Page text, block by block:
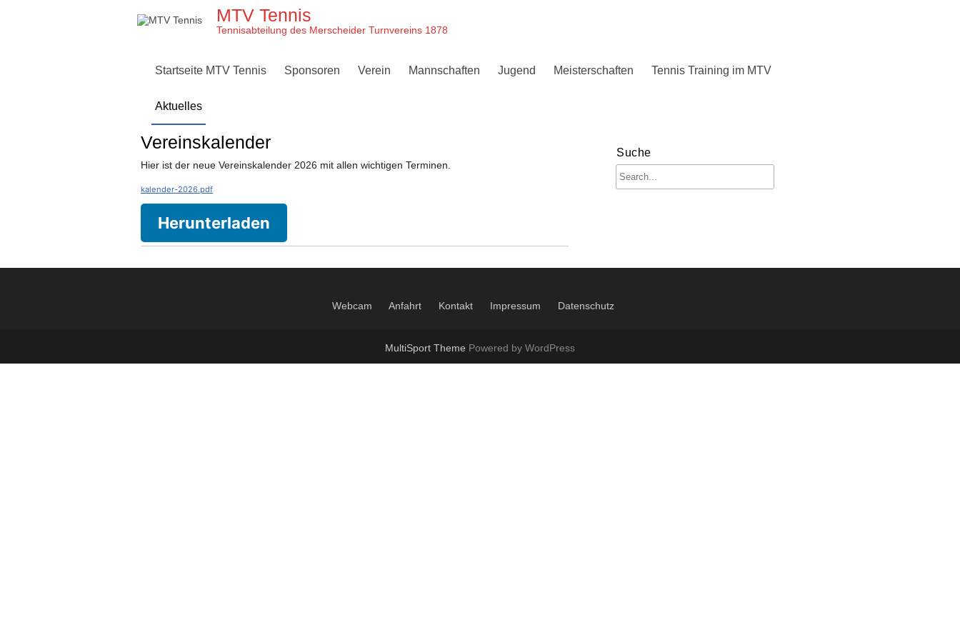
MTV Tennis
Tennisabteilung des Merscheider Turnvereins 1878
Startseite MTV Tennis Sponsoren Verein Mannschaften Jugend Meisterschaften Tennis Training im MTV
Aktuelles
Vereinskalender
Hier ist der neue Vereinskalender 2026 mit allen wichtigen Terminen.
kalender-2026.pdf
Herunterladen
Suche
Webcam Anfahrt Kontakt Impressum Datenschutz
MultiSport Theme Powered by WordPress